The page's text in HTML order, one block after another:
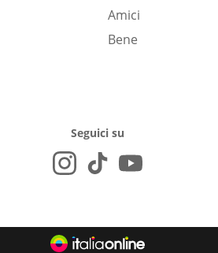
Amici
Bene
Seguici su